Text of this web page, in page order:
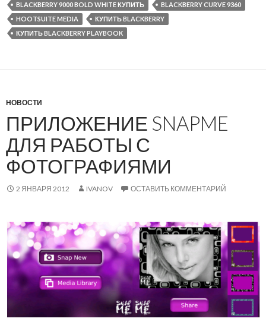
BLACKBERRY 9000 BOLD WHITE КУПИТЬ
BLACKBERRY CURVE 9360
HOOTSUITE MEDIA
КУПИТЬ BLACKBERRY
КУПИТЬ BLACKBERRY PLAYBOOK
НОВОСТИ
ПРИЛОЖЕНИЕ SNAPME
ДЛЯ РАБОТЫ С
ФОТОГРАФИЯМИ
2 ЯНВАРЯ 2012 IVANOV ОСТАВИТЬ КОММЕНТАРИЙ